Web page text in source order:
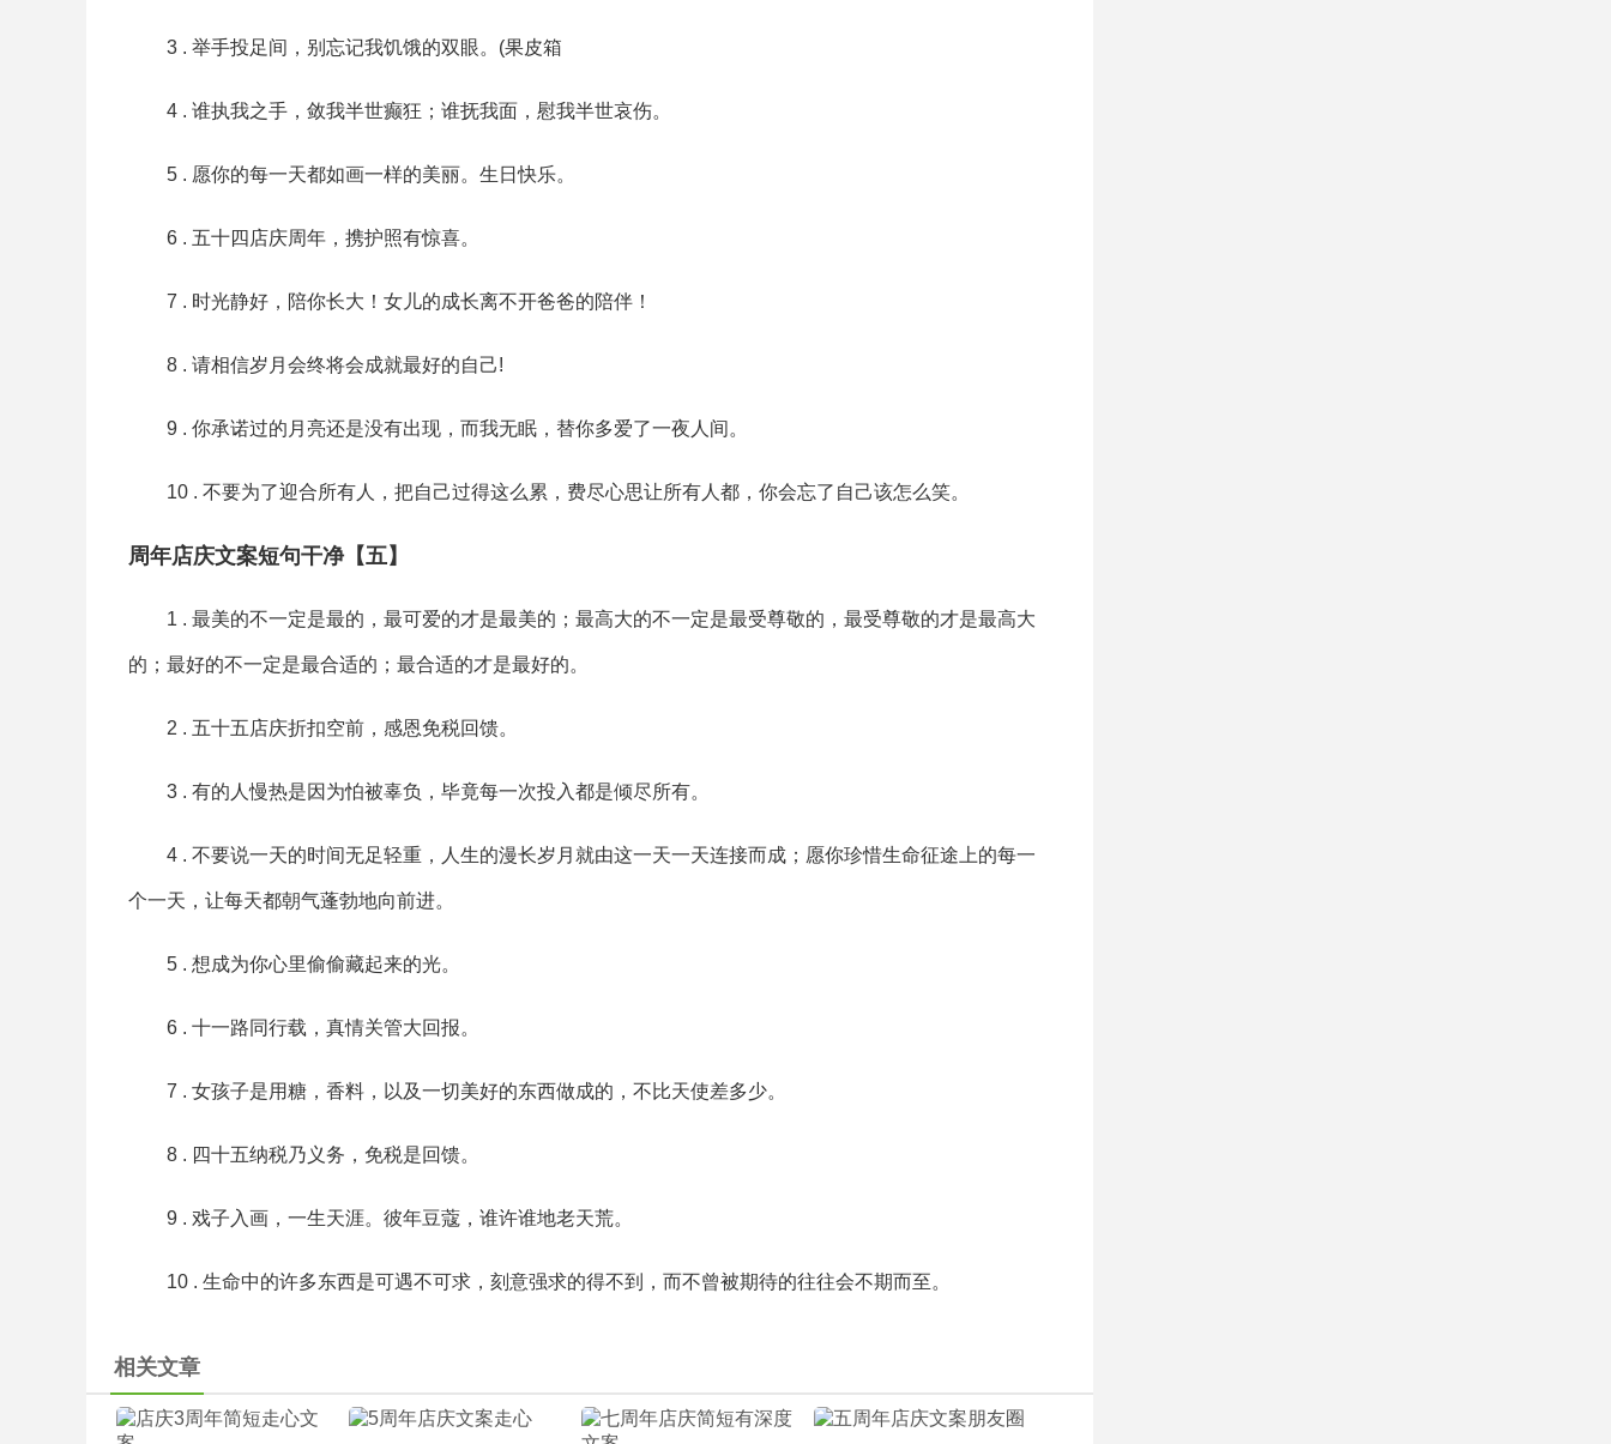
3 . 举手投足间，别忘记我饥饿的双眼。(果皮箱
4 . 谁执我之手，敛我半世癫狂；谁抚我面，慰我半世哀伤。
5 . 愿你的每一天都如画一样的美丽。生日快乐。
6 . 五十四店庆周年，携护照有惊喜。
7 . 时光静好，陪你长大！女儿的成长离不开爸爸的陪伴！
8 . 请相信岁月会终将会成就最好的自己!
9 . 你承诺过的月亮还是没有出现，而我无眠，替你多爱了一夜人间。
10 . 不要为了迎合所有人，把自己过得这么累，费尽心思让所有人都，你会忘了自己该怎么笑。
周年店庆文案短句干净【五】
1 . 最美的不一定是最的，最可爱的才是最美的；最高大的不一定是最受尊敬的，最受尊敬的才是最高大
的；最好的不一定是最合适的；最合适的才是最好的。
2 . 五十五店庆折扣空前，感恩免税回馈。
3 . 有的人慢热是因为怕被辜负，毕竟每一次投入都是倾尽所有。
4 . 不要说一天的时间无足轻重，人生的漫长岁月就由这一天一天连接而成；愿你珍惜生命征途上的每一
个一天，让每天都朝气蓬勃地向前进。
5 . 想成为你心里偷偷藏起来的光。
6 . 十一路同行载，真情关管大回报。
7 . 女孩子是用糖，香料，以及一切美好的东西做成的，不比天使差多少。
8 . 四十五纳税乃义务，免税是回馈。
9 . 戏子入画，一生天涯。彼年豆蔻，谁许谁地老天荒。
10 . 生命中的许多东西是可遇不可求，刻意强求的得不到，而不曾被期待的往往会不期而至。
相关文章